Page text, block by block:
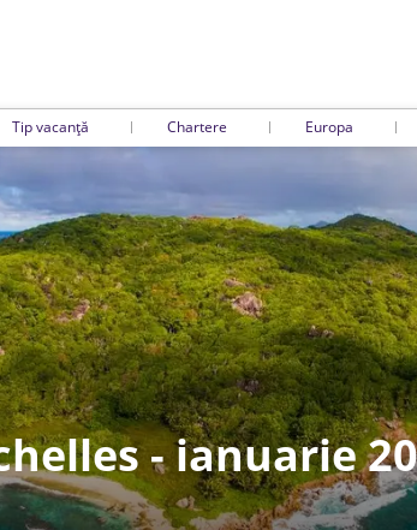
Tip vacanță Chartere Europa
- ianuarie